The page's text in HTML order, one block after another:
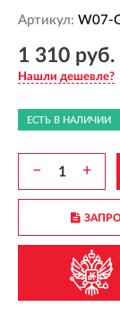
Артикул: W07-
1 310 руб.
Нашли дешевле?
ЕСТЬ В НАЛИЧИИ
− +